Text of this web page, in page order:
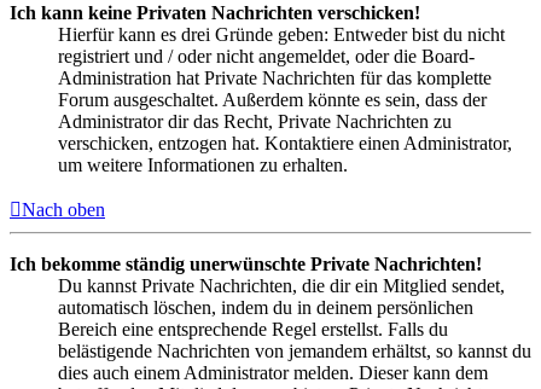
Ich kann keine Privaten Nachrichten verschicken!
Hierfür kann es drei Gründe geben: Entweder bist du nicht
registriert und / oder nicht angemeldet, oder die Board-
Administration hat Private Nachrichten für das komplette
Forum ausgeschaltet. Außerdem könnte es sein, dass der
Administrator dir das Recht, Private Nachrichten zu
verschicken, entzogen hat. Kontaktiere einen Administrator,
um weitere Informationen zu erhalten.
Nach oben
Ich bekomme ständig unerwünschte Private Nachrichten!
Du kannst Private Nachrichten, die dir ein Mitglied sendet,
automatisch löschen, indem du in deinem persönlichen
Bereich eine entsprechende Regel erstellst. Falls du
belästigende Nachrichten von jemandem erhältst, so kannst du
dies auch einem Administrator melden. Dieser kann dem